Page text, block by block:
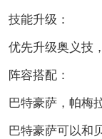
技能升级：
优先升级奥义技
阵容搭配：
巴特豪萨，帕梅
巴特豪萨可以和